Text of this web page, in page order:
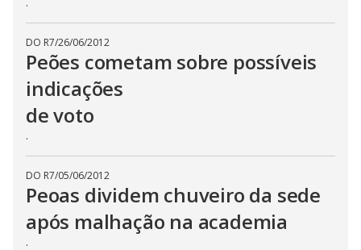
DO R7/26/06/2012
Peões cometam sobre possíveis
indicações
de voto
.
DO R7/05/06/2012
Peoas dividem chuveiro da sede
após malhação na academia
.